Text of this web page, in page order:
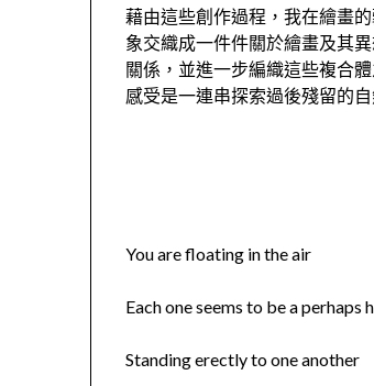
藉由這些創作過程，我在繪畫
象交織成一件件關於繪畫及其
關係，並進一步編織這些複合
感受是一連串探索過後殘留的
You are floating in the air
Each one seems to be a perhaps
Standing erectly to one another